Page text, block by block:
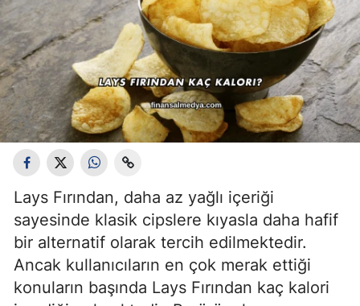
Lays Fırından, daha az yağlı içeriği
sayesinde klasik cipslere kıyasla daha hafif
bir alternatif olarak tercih edilmektedir.
Ancak kullanıcıların en çok merak ettiği
konuların başında Lays Fırından kaç kalori